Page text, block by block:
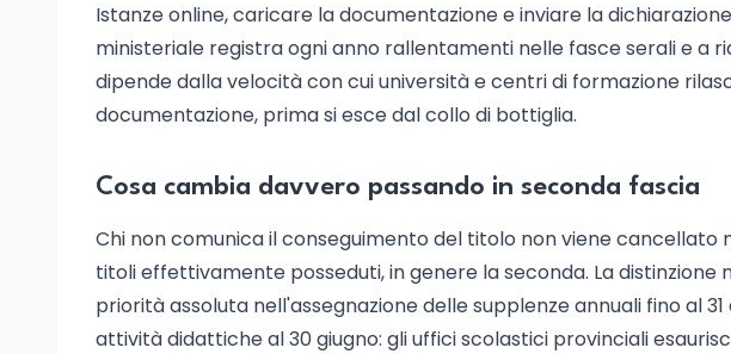
Istanze online, caricare la documentazione e inviare la
ministeriale registra ogni anno rallentamenti nelle fasce serali e a
dipende dalla velocità con cui università e centri di formazione
documentazione, prima si esce dal collo di bottiglia.
Cosa cambia davvero passando in seconda fascia
Chi non comunica il conseguimento del titolo non viene
titoli effettivamente posseduti, in genere la seconda. La distinzione
priorità assoluta nell'assegnazione delle supplenze annuali fino al
attività didattiche al 30 giugno: gli uffici scolastici provinciali